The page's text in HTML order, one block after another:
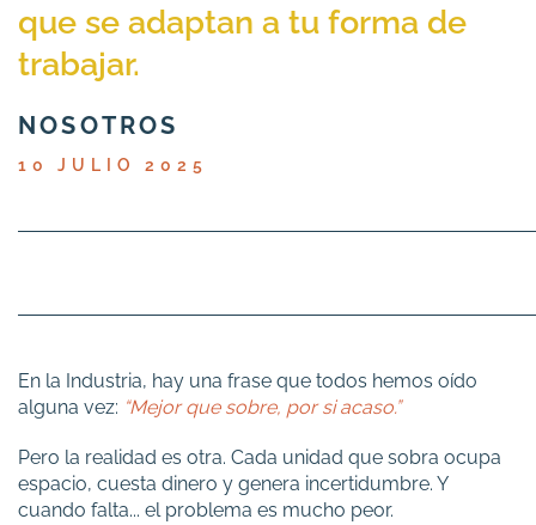
que se adaptan a tu forma de
trabajar.
NOSOTROS
10 JULIO 2025
En la Industria, hay una frase que todos hemos oído
alguna vez: “Mejor que sobre, por si acaso.”
Pero la realidad es otra. Cada unidad que sobra ocupa
espacio, cuesta dinero y genera incertidumbre. Y
cuando falta... el problema es mucho peor.